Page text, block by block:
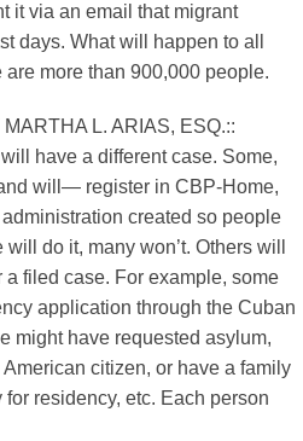
it via an email that migrant
days. What will happen to all
are more than 900,000 people.
L. ARIAS, ESQ.::
have a different case. Some,
will— register in CBP-Home,
created so people
do it, many won’t. Others will
filed case. For example, some
application through the Cuban
might have requested asylum,
citizen, or have a family
residency, etc. Each person